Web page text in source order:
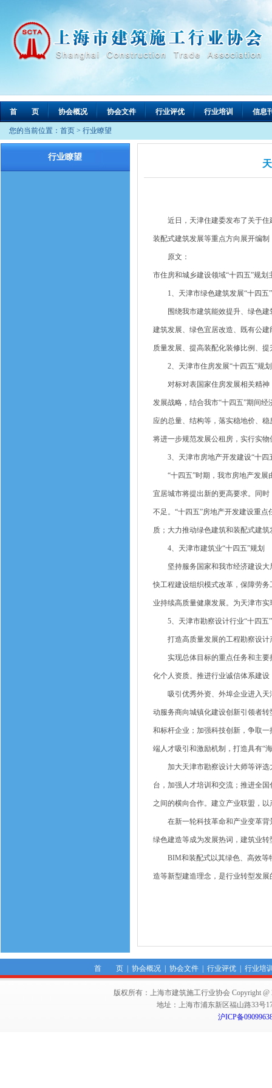
首 页 协会概况 协会文件 行业评优 行业培训 信息
您的当前位置： 首页 > 行业瞭望
行业瞭望
近日，天津住建委发布了关于住建
装配式建筑发展等重点方向展开编
原文：
市住房和城乡建设领域“十四五”规划
1、天津市绿色建筑发展“十四五
围绕我市建筑能效提升、绿色建
建筑发展、绿色宜居改造、既有公
质量发展、提高装配化装修比例、
2、天津市住房发展“十四五”规划
对标对表国家住房发展相关精神
发展战略，结合我市“十四五”期间
应的总量、结构等，落实稳地价、
将进一步规范发展公租房，实行实
3、天津市房地产开发建设“十四
“十四五”时期，我市房地产发展
宜居城市将提出新的更高要求。同
不足。“十四五”房地产开发建设重
质；大力推动绿色建筑和装配式建筑
4、天津市建筑业“十四五”规划
坚持服务国家和我市经济建设大
快工程建设组织模式改革，保障劳
业持续高质量健康发展。为天津市
5、天津市勘察设计行业“十四五
打造高质量发展的工程勘察设计产
实现总体目标的重点任务和主要
化个人资质。推进行业诚信体系建
吸引优秀外资、外埠企业进入天
动服务商向城镇化建设创新引领者
和标杆企业；加强科技创新，争取
端人才吸引和激励机制，打造具有“
加大天津市勘察设计大师等评选
台，加强人才培训和交流；推进全
之间的横向合作。建立产业联盟，
在新一轮科技革命和产业变革背
绿色建造等成为发展热词，建筑业转
BIM和装配式以其绿色、高效等特
造等新型建造理念，是行业转型发展
首 页| 协会概况| 协会文件| 行业评优| 行业培
版权所有：上海市建筑施工行业协会 Copyright @
地址：上海市浦东新区福山路33号
沪ICP备